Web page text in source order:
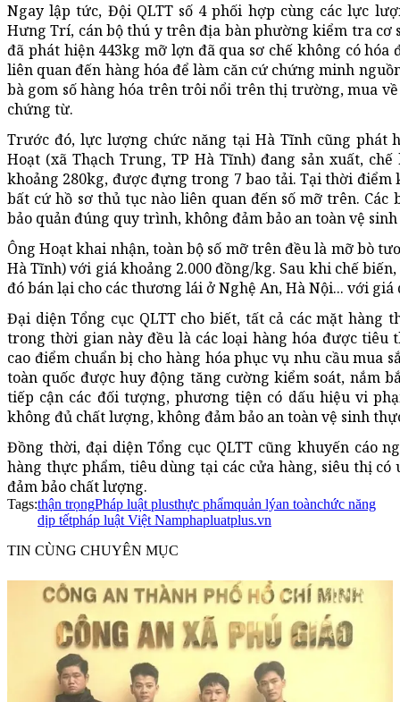
Ngay lập tức, Đội QLTT số 4 phối hợp cùng các lực
Hưng Trí, cán bộ thú y trên địa bàn phường kiểm tra cơ
đã phát hiện 443kg mỡ lợn đã qua sơ chế không có
liên quan đến hàng hóa để làm căn cứ chứng minh
bà gom số hàng hóa trên trôi nổi trên thị trường, mua
chứng từ.
Trước đó, lực lượng chức năng tại Hà Tĩnh cũng phát
Hoạt (xã Thạch Trung, TP Hà Tĩnh) đang sản xuất,
khoảng 280kg, được đựng trong 7 bao tải. Tại thời
bất cứ hồ sơ thủ tục nào liên quan đến số mỡ trên.
bảo quản đúng quy trình, không đảm bảo an toàn vệ
Ông Hoạt khai nhận, toàn bộ số mỡ trên đều là mỡ bò
Hà Tĩnh) với giá khoảng 2.000 đồng/kg. Sau khi chế
đó bán lại cho các thương lái ở Nghệ An, Hà Nội... với giá
Đại diện Tổng cục QLTT cho biết, tất cả các mặt hàng
trong thời gian này đều là các loại hàng hóa được tiêu
cao điểm chuẩn bị cho hàng hóa phục vụ nhu cầu mua
toàn quốc được huy động tăng cường kiểm soát, nắm
tiếp cận các đối tượng, phương tiện có dấu hiệu vi
không đủ chất lượng, không đảm bảo an toàn vệ sinh
Đồng thời, đại diện Tổng cục QLTT cũng khuyến cáo
hàng thực phẩm, tiêu dùng tại các cửa hàng, siêu thị
đảm bảo chất lượng.
Tags:thận trọngPháp luật plusthực phẩmquản lýan toànchức năng
dịp tếtpháp luật Việt Namphapluatplus.vn
TIN CÙNG CHUYÊN MỤC